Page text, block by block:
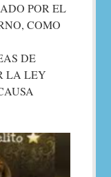
POR EL
COMO
DE
LA LEY